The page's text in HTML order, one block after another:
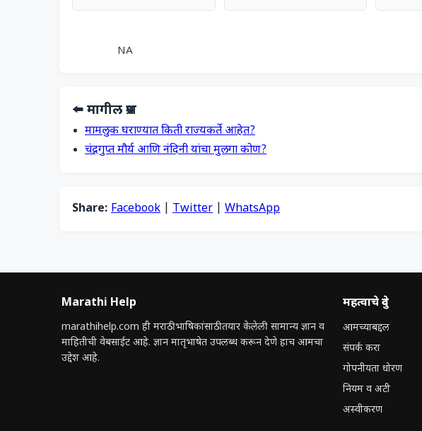
                NA
⬅️ मागील प्रश्न
मामलुक घराण्यात किती राज्यकर्ते आहेत?
चंद्रगुप्त मौर्य आणि नंदिनी यांचा मुलगा कोण?
Share: Facebook Twitter WhatsApp
Marathi Help
marathihelp.com ही मराठी भाषिकांसाठी तयार केलेली सामान्य ज्ञान व
माहितीची वेबसाईट आहे. ज्ञान मातृभाषेत उपलब्ध करून देणे हाच आमचा
उद्देश आहे.
महत्वाचे दुवे
आमच्याबद्दल
संपर्क करा
गोपनीयता धोरण
नियम व अटी
अस्वीकरण